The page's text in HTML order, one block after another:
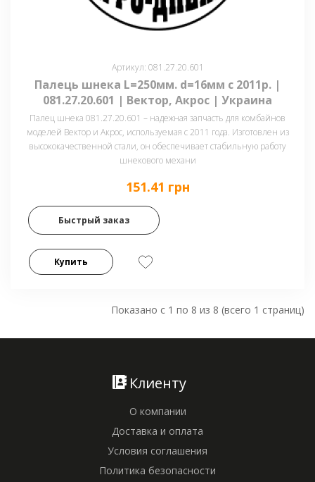
Артикул: 081.27.20.601
Палець шнека L=250мм. d=16мм с 2011р. |
081.27.20.601 | Вектор, Акрос | Украина
Палец шнека 081.27.20.601 – надежная запчасть для комбайнов
моделей Вектор и Акрос, используемая с 2011 года. Изготовлен из
высококачественной стали, он обеспечивает стабильную работу
шнекового механи
151.41 грн
Быстрый заказ
Купить
Показано с 1 по 8 из 8 (всего 1 страниц)
Клиенту
О компании
Доставка и оплата
Условия соглашения
Политика безопасности